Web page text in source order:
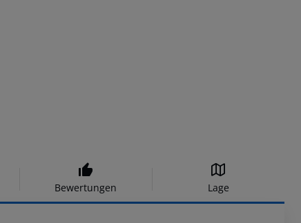
Bewertungen Lage